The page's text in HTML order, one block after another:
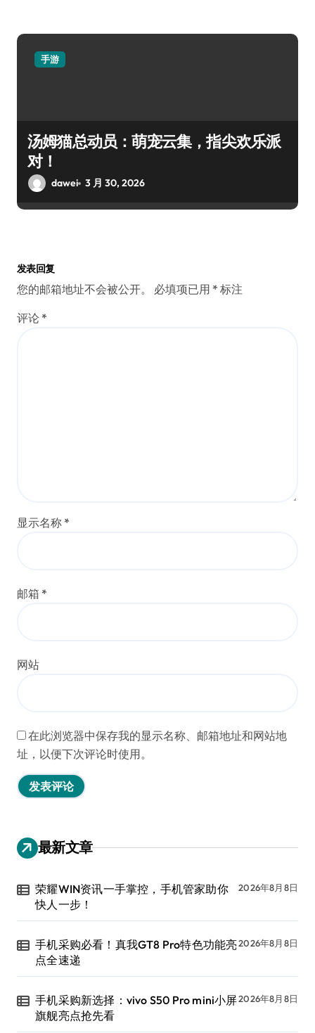
手游
汤姆猫总动员：萌宠云集，指尖欢乐派
对！
dawei 3 月 30, 2026
发表回复
您的邮箱地址不会被公开。 必填项已用 * 标注
评论 *
显示名称 *
邮箱 *
网站
在此浏览器中保存我的显示名称、邮箱地址和网站地
址，以便下次评论时使用。
最新文章
荣耀WIN资讯一手掌控，手机管家助你
快人一步！
2026年8月8日
手机采购必看！真我GT8 Pro特色功能亮
点全速递
2026年8月8日
手机采购新选择：vivo S50 Pro mini小屏
旗舰亮点抢先看
2026年8月8日